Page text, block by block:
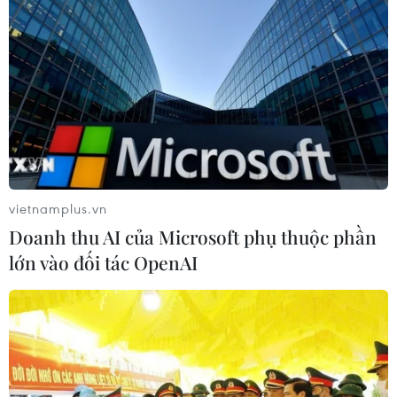
#Quần đảo Cát Bà #Vịnh Hạ Long
TP. Hải Phòng
Theo dõi VietnamPlus
vietnamplus.vn
Doanh thu AI của Microsoft phụ thuộc phần
lớn vào đối tác OpenAI